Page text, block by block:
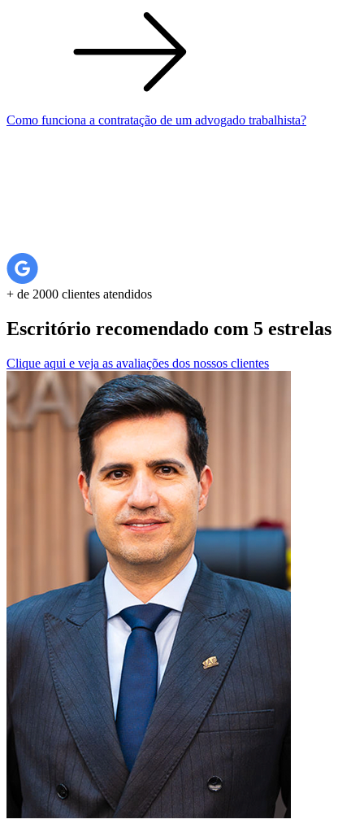
Como funciona a contratação de um advogado trabalhista?
+ de 2000 clientes atendidos
Escritório recomendado com 5 estrelas
Clique aqui e veja as avaliações dos nossos clientes